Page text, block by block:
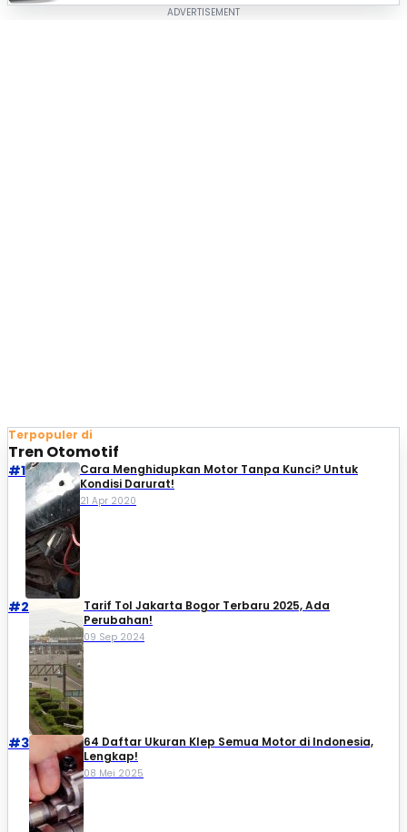
Terpopuler di
Tren Otomotif
#1
Cara Menghidupkan Motor Tanpa Kunci? Untuk
Kondisi Darurat!
21 Apr 2020
#2
Tarif Tol Jakarta Bogor Terbaru 2025, Ada
Perubahan!
09 Sep 2024
#3
64 Daftar Ukuran Klep Semua Motor di Indonesia,
Lengkap!
08 Mei 2025